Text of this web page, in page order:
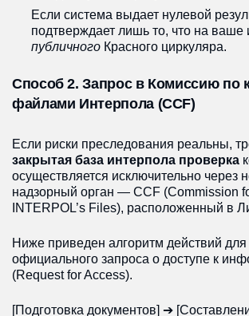
Если система выдает нулевой
подтверждает лишь то, что на ваше
публичного Красного циркуляра.
Способ 2. Запрос в Комиссию по
файлами Интерпола (CCF)
Если риски преследования реальны,
закрытая база интерпола проверка
осуществляется исключительно через
надзорный орган — CCF (Commission
INTERPOL’s Files), расположенный в
Ниже приведен алгоритм действий
официального запроса о доступе к
(Request for Access).
[Подготовка документов] ➔